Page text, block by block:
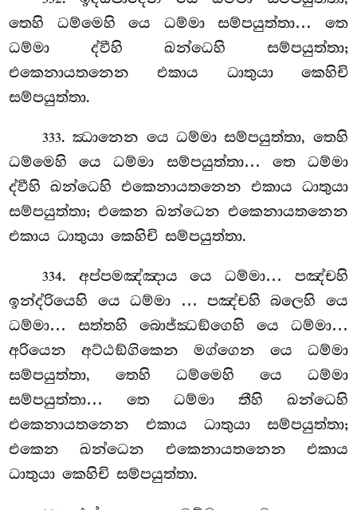
තෙහි ධම්මෙහි යෙ ධම්මා සම්පයුත්තා… තෙ
ධම්මා ද්වීහි ඛන්ධෙහි සම්පයුත්තා;
එකෙනායතනෙන එකාය ධාතුයා කෙහිචි
සම්පයුත්තා.
333. ඣානෙන යෙ ධම්මා සම්පයුත්තා, තෙහි
ධම්මෙහි යෙ ධම්මා සම්පයුත්තා… තෙ ධම්මා
ද්වීහි ඛන්ධෙහි එකෙනායතනෙන එකාය ධාතුයා
සම්පයුත්තා; එකෙන ඛන්ධෙන එකෙනායතනෙන
එකාය ධාතුයා කෙහිචි සම්පයුත්තා.
334. අප්පමඤ්ඤාය යෙ ධම්මා… පඤ්චහි
ඉන්ද්රියෙහි යෙ ධම්මා
… පඤ්චහි බලෙහි යෙ
ධම්මා… සත්තහි බොජ්ඣඞ්ගෙහි යෙ ධම්මා…
අරියෙන අට්ඨඞ්ගිකෙන මග්ගෙන යෙ ධම්මා
සම්පයුත්තා, තෙහි ධම්මෙහි යෙ ධම්මා
සම්පයුත්තා… තෙ ධම්මා තීහි ඛන්ධෙහි
එකෙනායතනෙන එකාය ධාතුයා සම්පයුත්තා;
එකෙන ඛන්ධෙන එකෙනායතනෙන එකාය
ධාතුයා කෙහිචි සම්පයුත්තා.